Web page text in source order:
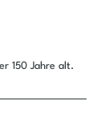
150 Jahre alt.